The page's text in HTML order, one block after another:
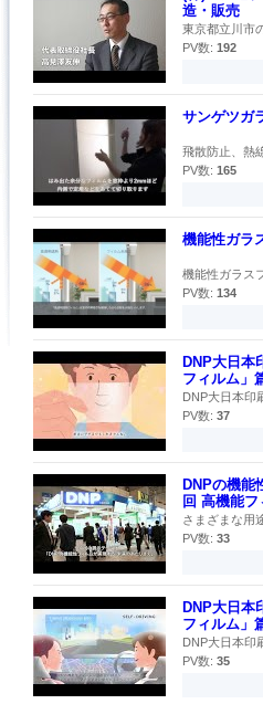
造・販売
東京都立川市
PV数: 192
サンゲツガ
飛散防止、熱
PV数: 165
機能性ガラ
機能性ガラス
PV数: 134
DNP大日
フィルム」
DNP大日本印
PV数: 37
DNPの機能
回 高機能
さまざまな用
PV数: 33
DNP大日
フィルム」
DNP大日本印
PV数: 35